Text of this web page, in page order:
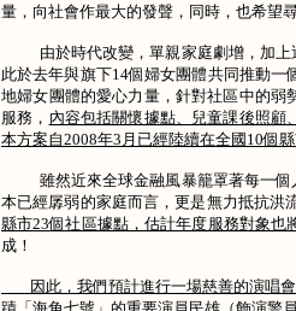
量，向社會作最大的發聲，同時，也希望
由於時代改變，單親家庭劇增，加
此於去年與旗下14個婦女團體共同推動一
地婦女團體的愛心力量， 針對社區中的弱
服務 ， 內容包括關懷據點、兒童課後照顧
本方案自2008年3 月已經陸續在全國 10個
雖然近來全球金融風暴籠罩著每一
本已經孱弱的家庭而言，更是無力抵抗洪
縣市23個社區據點，估計年度服務對象也
成！
因此，我們預計進行一場慈善的演唱